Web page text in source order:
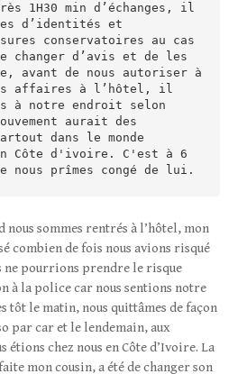
1H30 min d’échanges, il
d’identités et
conservatoires au cas
changer d’avis et de les
avant de nous autoriser à
affaires à l’hôtel, il
à notre endroit selon
aurait des
dans le monde
Côte d'ivoire. C'est à 6
nous prîmes congé de lui.
nous sommes rentrés à l’hôtel, mon
combien de fois nous avions risqué
ne pourrions prendre le risque
à la police car nous sentions notre
tôt le matin, nous quittâmes de façon
par car et le lendemain, aux
étions chez nous en Côte d’Ivoire. La
mon cousin, a été de changer son